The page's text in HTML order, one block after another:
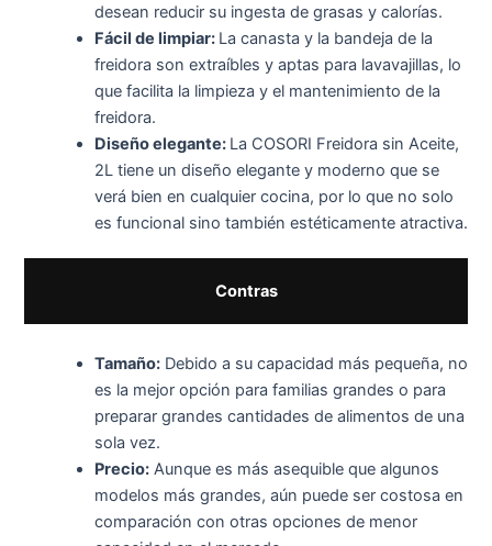
desean reducir su ingesta de grasas y calorías.
Fácil de limpiar: La canasta y la bandeja de la
freidora son extraíbles y aptas para lavavajillas, lo
que facilita la limpieza y el mantenimiento de la
freidora.
Diseño elegante: La COSORI Freidora sin Aceite,
2L tiene un diseño elegante y moderno que se
verá bien en cualquier cocina, por lo que no solo
es funcional sino también estéticamente atractiva.
Contras
Tamaño:Debido a su capacidad más pequeña, no
es la mejor opción para familias grandes o para
preparar grandes cantidades de alimentos de una
sola vez.
Precio:Aunque es más asequible que algunos
modelos más grandes, aún puede ser costosa en
comparación con otras opciones de menor